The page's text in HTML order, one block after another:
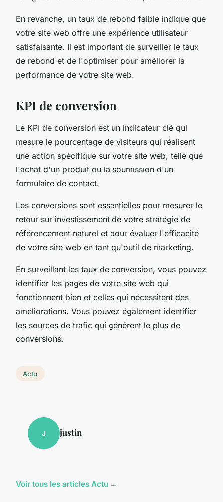
En revanche, un taux de rebond faible indique que
votre site web offre une expérience utilisateur
satisfaisante. Il est important de surveiller le taux
de rebond et de l'optimiser pour améliorer la
performance de votre site web.
KPI de conversion
Le KPI de conversion est un indicateur clé qui
mesure le pourcentage de visiteurs qui réalisent
une action spécifique sur votre site web, telle que
l'achat d'un produit ou la soumission d'un
formulaire de contact.
Les conversions sont essentielles pour mesurer le
retour sur investissement de votre stratégie de
référencement naturel et pour évaluer l'efficacité
de votre site web en tant qu'outil de marketing.
En surveillant les taux de conversion, vous pouvez
identifier les pages de votre site web qui
fonctionnent bien et celles qui nécessitent des
améliorations. Vous pouvez également identifier
les sources de trafic qui génèrent le plus de
conversions.
Actu
J justin
Voir tous les articles Actu →